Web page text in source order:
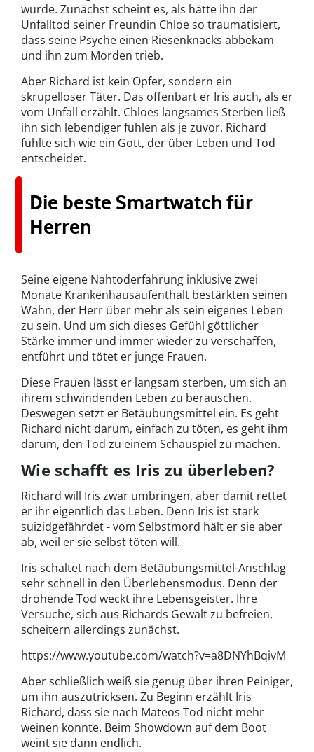
wurde. Zunächst scheint es, als hätte ihn der
Unfalltod seiner Freundin Chloe so traumatisiert,
dass seine Psyche einen Riesenknacks abbekam
und ihn zum Morden trieb.
Aber Richard ist kein Opfer, sondern ein
skrupelloser Täter. Das offenbart er Iris auch, als er
vom Unfall erzählt. Chloes langsames Sterben ließ
ihn sich lebendiger fühlen als je zuvor. Richard
fühlte sich wie ein Gott, der über Leben und Tod
entscheidet.
Die beste Smartwatch für
Herren
Seine eigene Nahtoderfahrung inklusive zwei
Monate Krankenhausaufenthalt bestärkten seinen
Wahn, der Herr über mehr als sein eigenes Leben
zu sein. Und um sich dieses Gefühl göttlicher
Stärke immer und immer wieder zu verschaffen,
entführt und tötet er junge Frauen.
Diese Frauen lässt er langsam sterben, um sich an
ihrem schwindenden Leben zu berauschen.
Deswegen setzt er Betäubungsmittel ein. Es geht
Richard nicht darum, einfach zu töten, es geht ihm
darum, den Tod zu einem Schauspiel zu machen.
Wie schafft es Iris zu überleben?
Richard will Iris zwar umbringen, aber damit rettet
er ihr eigentlich das Leben. Denn Iris ist stark
suizidgefährdet - vom Selbstmord hält er sie aber
ab, weil er sie selbst töten will.
Iris schaltet nach dem Betäubungsmittel-Anschlag
sehr schnell in den Überlebensmodus. Denn der
drohende Tod weckt ihre Lebensgeister. Ihre
Versuche, sich aus Richards Gewalt zu befreien,
scheitern allerdings zunächst.
https://www.youtube.com/watch?v=a8DNYhBqivM
Aber schließlich weiß sie genug über ihren Peiniger,
um ihn auszutricksen. Zu Beginn erzählt Iris
Richard, dass sie nach Mateos Tod nicht mehr
weinen konnte. Beim Showdown auf dem Boot
weint sie dann endlich.